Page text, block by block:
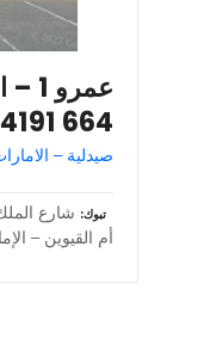
664 4191
صيدلية –
تبوك
أم القيوين –